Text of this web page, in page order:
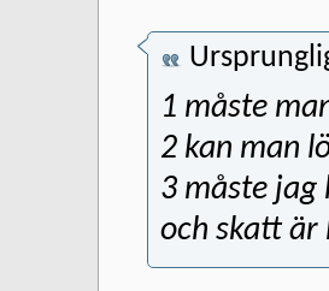
1 måste
2 kan man
3 måste jag
och skatt är